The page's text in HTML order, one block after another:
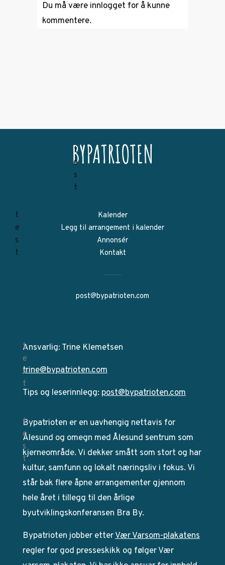
Du må være innlogget for å kunne
kommentere.
Kalender
Legg til arrangement i kalender
Annonsér
Kontakt
post@bypatrioten.com
Ansvarlig: Trine Klemetsen
trine@bypatrioten.com
Tips og leserinnlegg: post@bypatrioten.com
Bypatrioten er en uavhengig nettavis for
Ålesund og omegn med Ålesund sentrum som
kjerneområde. Vi dekker smått som stort og har
kultur, samfunn og lokalt næringsliv i fokus. Vi
står bak flere åpne arrangementer gjennom
hele året i tillegg til den årlige
byutviklingskonferansen Bra By.
Bypatrioten jobber etterVær Varsom-plakatens
regler for god presseskikk og følger Vær